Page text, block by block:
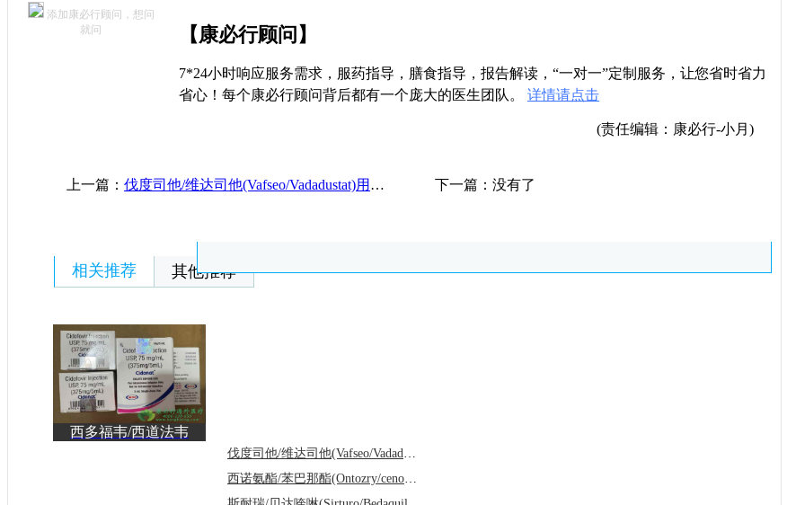
添加康必行顾问，想问
就问
【康必行顾问】
7*24小时响应服务需求，服药指导，膳食指导，报告解读，“一对一”定制服务，让您省时省力
省心！每个康必行顾问背后都有一个庞大的医生团队。 详情请点击
(责任编辑：康必行-小月)
上一篇： 伐度司他/维达司他(Vafseo/Vadadustat)用于治疗透析患者的慢性肾脏病相关贫血的用法用量介绍 下一篇：没有了
相关推荐 其他推荐
西多福韦/西道法韦